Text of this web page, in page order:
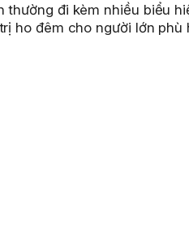
đi kèm nhiều biểu
ho đêm cho người lớn phù